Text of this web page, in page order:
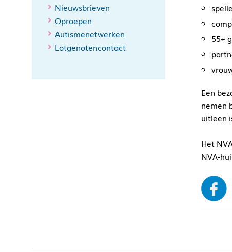
Nieuwsbrieven
Oproepen
Autismenetwerken
Lotgenotencontact
55+
Een
nemen
uitleen
Het
NVA-